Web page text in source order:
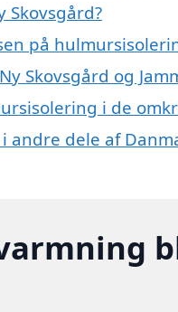
Skovsgård?
på
Skovsgård og
i de
andre dele af